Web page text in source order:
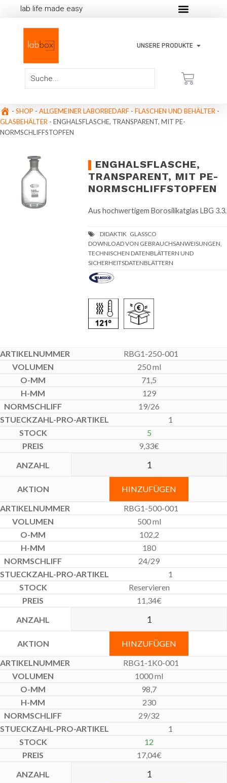
lab life made easy
UNSERE PRODUKTE
- SHOP - ALLGEMEINER LABORBEDARF - FLASCHEN UND BEHÄLTER -
GLASBEHÄLTER - ENGHALSFLASCHE, TRANSPARENT, MIT PE-
NORMSCHLIFFSTOPFEN
ENGHALSFLASCHE,
TRANSPARENT, MIT PE-
NORMSCHLIFFSTOPFEN
Aus hochwertigem Borosilikatglas LBG 3.3.
DOWNLOAD VON GEBRAUCHSANWEISUNGEN,
TECHNISCHEN DATENBLÄTTERN UND
SICHERHEITSDATENBLÄTTERN
RBG1-250-001
250 ml
71,5
129
19/26
1
5
9,33€
HINZUFÜGEN
RBG1-500-001
500 ml
102,2
180
24/29
1
Reservieren
11,34€
HINZUFÜGEN
RBG1-1K0-001
1000 ml
98,7
230
29/32
1
12
17,04€